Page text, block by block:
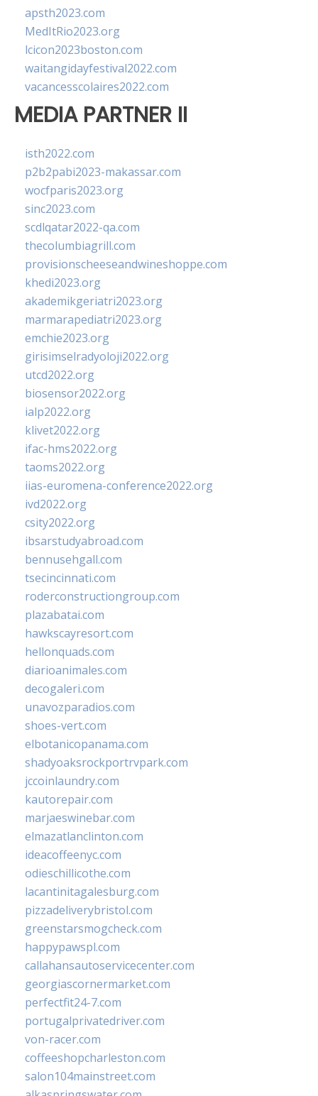
apsth2023.com
MedItRio2023.org
lcicon2023boston.com
waitangidayfestival2022.com
vacancesscolaires2022.com
MEDIA PARTNER II
isth2022.com
p2b2pabi2023-makassar.com
wocfparis2023.org
sinc2023.com
scdlqatar2022-qa.com
thecolumbiagrill.com
provisionscheeseandwineshoppe.com
khedi2023.org
akademikgeriatri2023.org
marmarapediatri2023.org
emchie2023.org
girisimselradyoloji2022.org
utcd2022.org
biosensor2022.org
ialp2022.org
klivet2022.org
ifac-hms2022.org
taoms2022.org
iias-euromena-conference2022.org
ivd2022.org
csity2022.org
ibsarstudyabroad.com
bennusehgall.com
tsecincinnati.com
roderconstructiongroup.com
plazabatai.com
hawkscayresort.com
hellonquads.com
diarioanimales.com
decogaleri.com
unavozparadios.com
shoes-vert.com
elbotanicopanama.com
shadyoaksrockportrvpark.com
jccoinlaundry.com
kautorepair.com
marjaeswinebar.com
elmazatlanclinton.com
ideacoffeenyc.com
odieschillicothe.com
lacantinitagalesburg.com
pizzadeliverybristol.com
greenstarsmogcheck.com
happypawspl.com
callahansautoservicecenter.com
georgiascornermarket.com
perfectfit24-7.com
portugalprivatedriver.com
von-racer.com
coffeeshopcharleston.com
salon104mainstreet.com